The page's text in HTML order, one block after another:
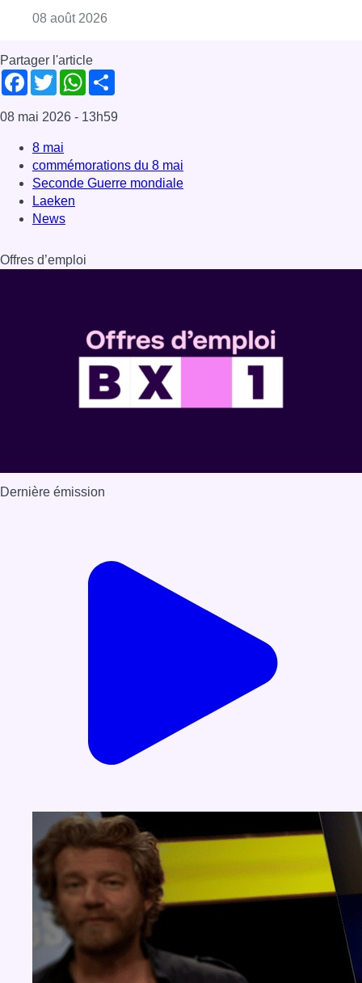
08 août 2026
Partager l'article
Facebook
TwitterWhatsApp
08 mai 2026 - 13h59
8 mai
commémorations du 8 mai
Seconde Guerre mondiale
Laeken
News
Offres d’emploi
Dernière émission